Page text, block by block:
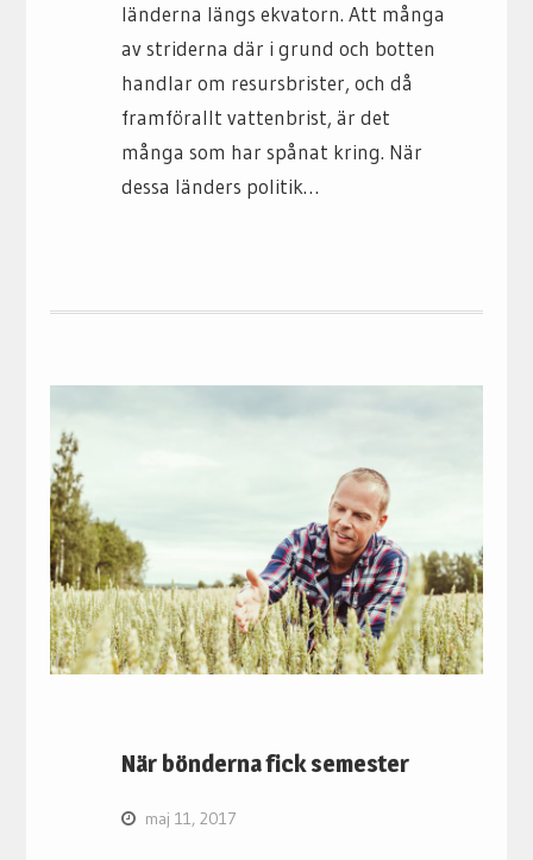
länderna längs ekvatorn. Att många
av striderna där i grund och botten
handlar om resursbrister, och då
framförallt vattenbrist, är det
många som har spånat kring. När
dessa länders politik…
När bönderna fick semester
maj 11, 2017